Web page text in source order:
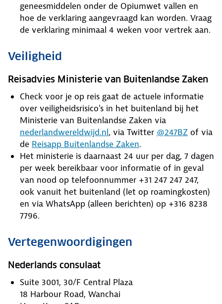
geneesmiddelen onder de Opiumwet vallen en
hoe de verklaring aangevraagd kan worden. Vraag
de verklaring minimaal 4 weken voor vertrek aan.
Veiligheid
Reisadvies Ministerie van Buitenlandse Zaken
Check voor je op reis gaat de actuele informatie
over veiligheidsrisico's in het buitenland bij het
Ministerie van Buitenlandse Zaken via
nederlandwereldwijd.nl, via Twitter @247BZ of via
de Reisapp Buitenlandse Zaken.
Het ministerie is daarnaast 24 uur per dag, 7 dagen
per week bereikbaar voor informatie of in geval
van nood op telefoonnummer +31 247 247 247,
ook vanuit het buitenland (let op roamingkosten)
en via WhatsApp (alleen berichten) op +316 8238
7796.
Vertegenwoordigingen
Nederlands consulaat
Suite 3001, 30/F Central Plaza
18 Harbour Road, Wanchai